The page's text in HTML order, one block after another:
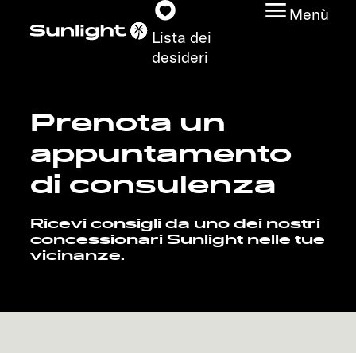
Lista dei
desideri
Menù
Modelli
Configuratore
Trovate il vostro
Sunlight
Prenota un
appuntamento
di consulenza
Ricevi consigli da uno dei nostri
concessionari Sunlight nelle tue
vicinanze.